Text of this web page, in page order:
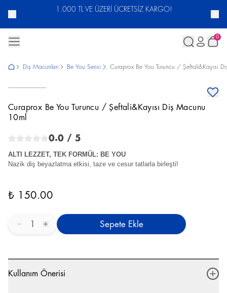
1.000 TL VE ÜZERİ ÜCRETSİZ KARGO!
0
Diş Macunları Be You Serisi Curaprox Be You Turuncu / Şeftali&Kayısı
Curaprox Be You Turuncu / Şeftali&Kayısı Diş Macunu
10ml
0.0 / 5
ALTI LEZZET, TEK FORMÜL: BE YOU
Nazik diş beyazlatma etkisi, taze ve cesur tatlarla birleşti!
₺ 150.00
1 Sepete Ekle
Kullanım Önerisi